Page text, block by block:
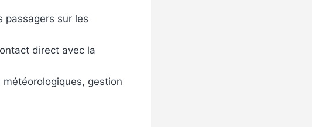
passagers sur les
direct avec la
gestion